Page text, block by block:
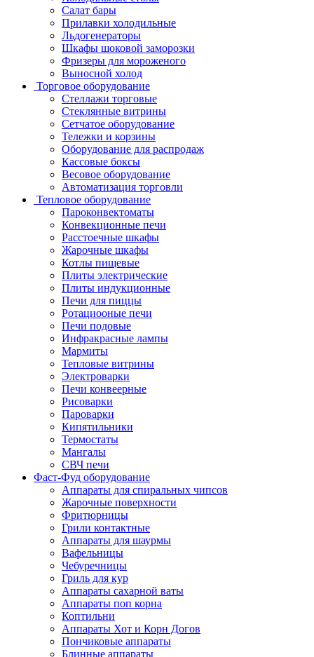
Салат бары
Прилавки холодильные
Льдогенераторы
Шкафы шоковой заморозки
Фризеры для мороженого
Выносной холод
Торговое оборудование
Стеллажи торговые
Стеклянные витрины
Сетчатое оборудование
Тележки и корзины
Оборудование для распродаж
Кассовые боксы
Весовое оборудование
Автоматизация торговли
Тепловое оборудование
Пароконвектоматы
Конвекционные печи
Расстоечные шкафы
Жарочные шкафы
Котлы пищевые
Плиты электрические
Плиты индукционные
Печи для пиццы
Ротациооные печи
Печи подовые
Инфракрасные лампы
Мармиты
Тепловые витрины
Электроварки
Печи конвеерные
Рисоварки
Пароварки
Кипятильники
Термостаты
Мангалы
СВЧ печи
Фаст-Фуд оборудование
Аппараты для спиральных чипсов
Жарочные поверхности
Фритюрницы
Грили контактные
Аппараты для шаурмы
Вафельницы
Чебуречницы
Гриль для кур
Аппараты сахарной ваты
Аппараты поп корна
Коптильни
Аппараты Хот и Корн Догов
Пончиковые аппараты
Блинные аппараты